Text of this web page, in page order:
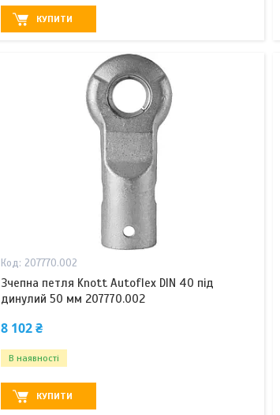
КУПИТИ
207770.002
Зчепна петля Knott Autoflex DIN 40 під
динулий 50 мм 207770.002
8 102 ₴
В наявності
КУПИТИ